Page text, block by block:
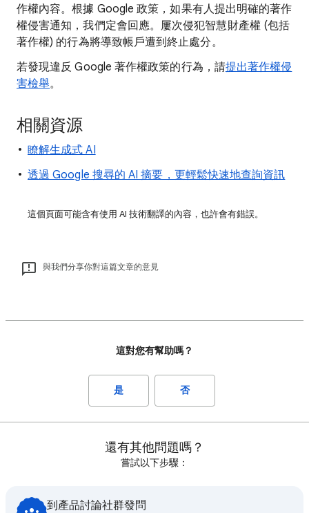
作權內容。根據 Google 政策，如果有人提出明確的著作
權侵害通知，我們定會回應。屢次侵犯智慧財產權 (包括
著作權) 的行為將導致帳戶遭到終止處分。
若發現違反 Google 著作權政策的行為，請提出著作權侵
害檢舉。
相關資源
瞭解生成式 AI
透過 Google 搜尋的 AI 摘要，更輕鬆快速地查詢資訊
這個頁面可能含有使用 AI 技術翻譯的內容，也許會有錯誤。
與我們分享你對這篇文章的意見
這對您有幫助嗎？
是 否
還有其他問題嗎？
嘗試以下步驟：
到產品討論社群發問